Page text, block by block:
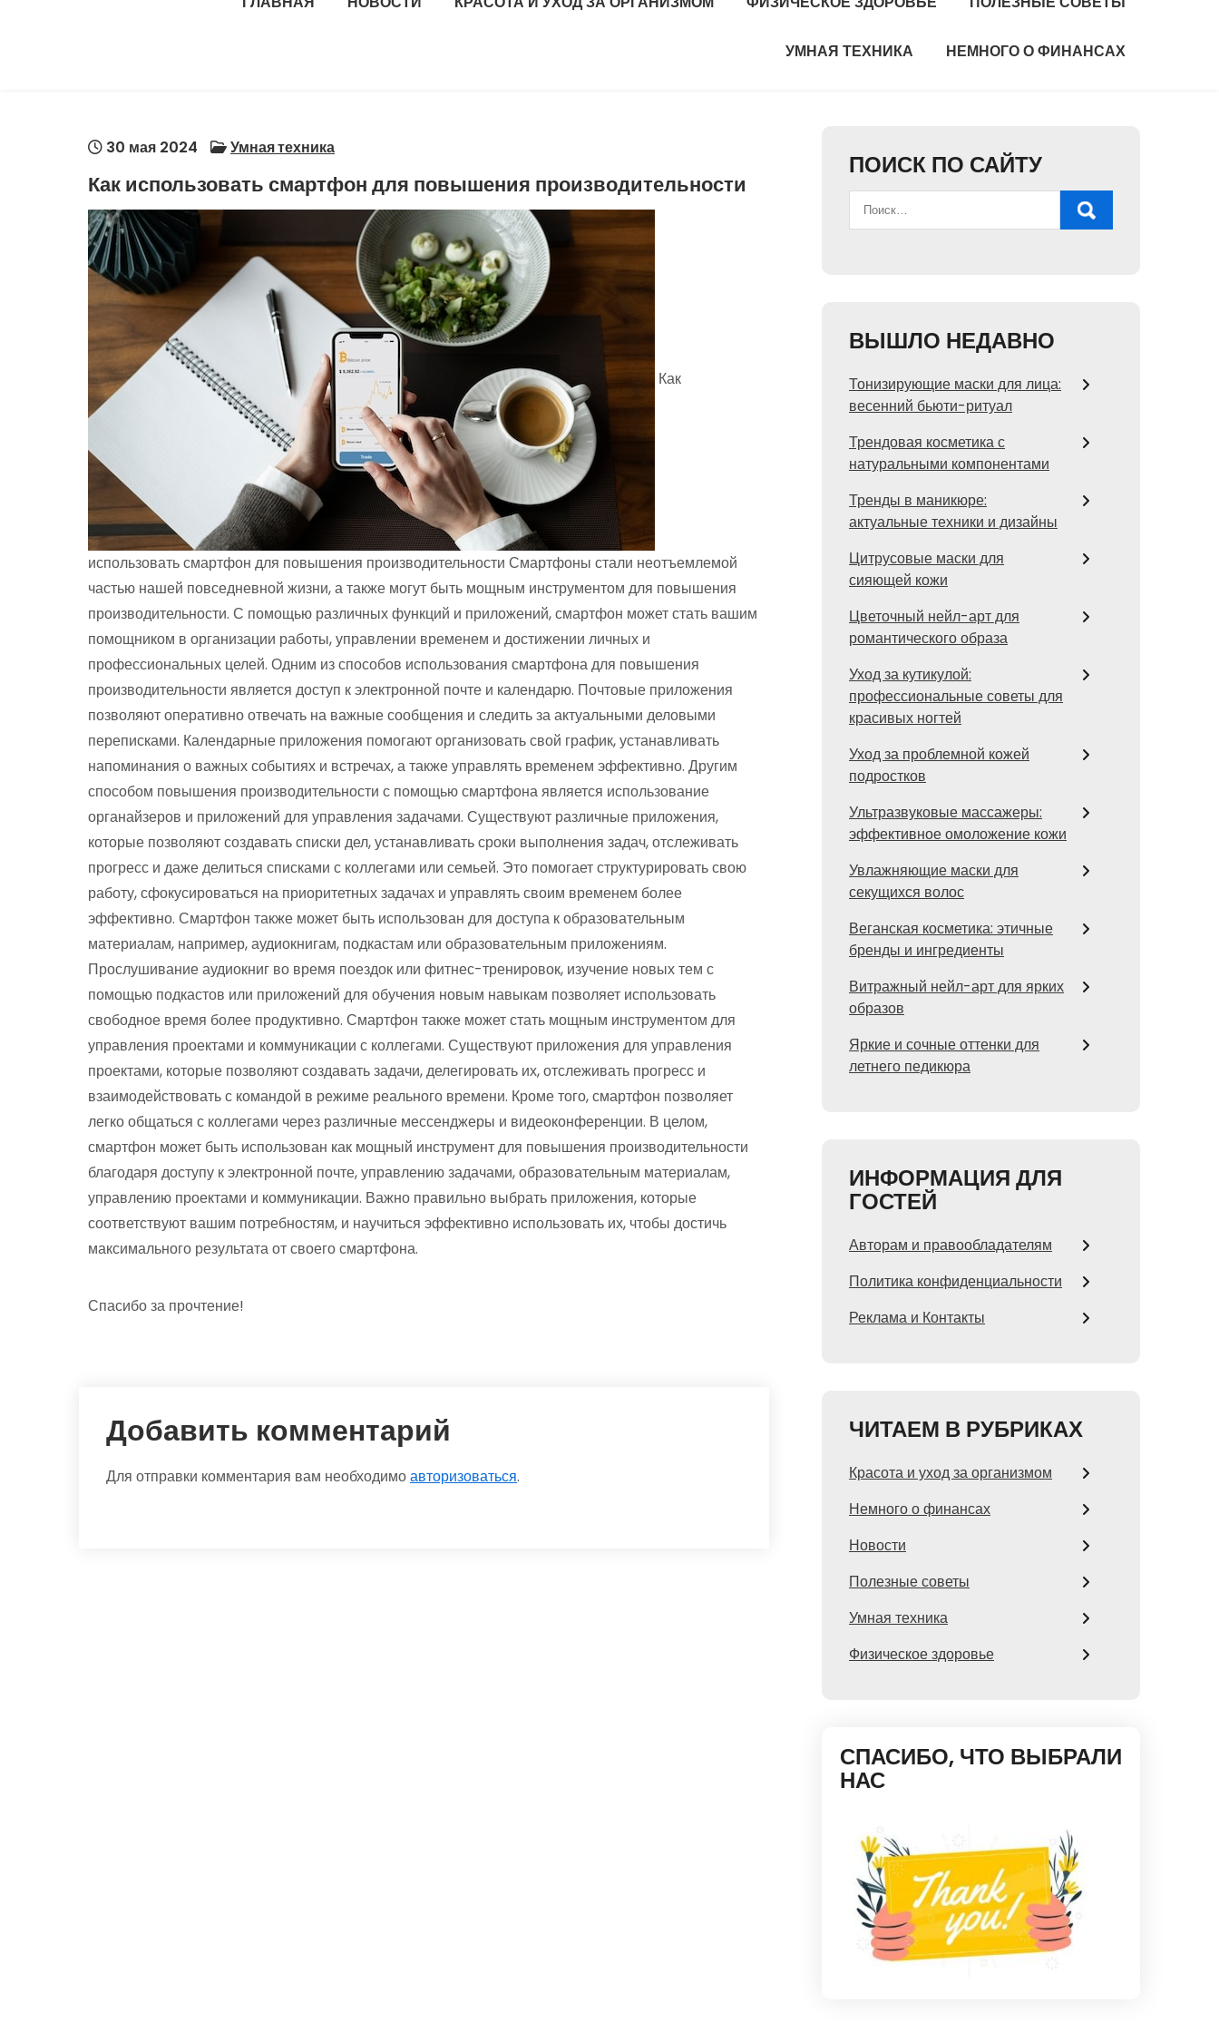
УМНАЯ ТЕХНИКА НЕМНОГО О ФИНАНСАХ
30 мая 2024 Умная техника
Как использовать смартфон для повышения производительности
Как
использовать смартфон для повышения производительности Смартфоны стали неотъемлемой
частью нашей повседневной жизни, а также могут быть мощным инструментом для повышения
производительности. С помощью различных функций и приложений, смартфон может стать вашим
помощником в организации работы, управлении временем и достижении личных и
профессиональных целей. Одним из способов использования смартфона для повышения
производительности является доступ к электронной почте и календарю. Почтовые приложения
позволяют оперативно отвечать на важные сообщения и следить за актуальными деловыми
переписками. Календарные приложения помогают организовать свой график, устанавливать
напоминания о важных событиях и встречах, а также управлять временем эффективно. Другим
способом повышения производительности с помощью смартфона является использование
органайзеров и приложений для управления задачами. Существуют различные приложения,
которые позволяют создавать списки дел, устанавливать сроки выполнения задач, отслеживать
прогресс и даже делиться списками с коллегами или семьей. Это помогает структурировать свою
работу, сфокусироваться на приоритетных задачах и управлять своим временем более
эффективно. Смартфон также может быть использован для доступа к образовательным
материалам, например, аудиокнигам, подкастам или образовательным приложениям.
Прослушивание аудиокниг во время поездок или фитнес-тренировок, изучение новых тем с
помощью подкастов или приложений для обучения новым навыкам позволяет использовать
свободное время более продуктивно. Смартфон также может стать мощным инструментом для
управления проектами и коммуникации с коллегами. Существуют приложения для управления
проектами, которые позволяют создавать задачи, делегировать их, отслеживать прогресс и
взаимодействовать с командой в режиме реального времени. Кроме того, смартфон позволяет
легко общаться с коллегами через различные мессенджеры и видеоконференции. В целом,
смартфон может быть использован как мощный инструмент для повышения производительности
благодаря доступу к электронной почте, управлению задачами, образовательным материалам,
управлению проектами и коммуникации. Важно правильно выбрать приложения, которые
соответствуют вашим потребностям, и научиться эффективно использовать их, чтобы достичь
максимального результата от своего смартфона.
Спасибо за прочтение!
Добавить комментарий
Для отправки комментария вам необходимоавторизоваться.
ПОИСК ПО САЙТУ
ВЫШЛО НЕДАВНО
Тонизирующие маски для лица:
весенний бьюти-ритуал
Трендовая косметика с
натуральными компонентами
Тренды в маникюре:
актуальные техники и дизайны
Цитрусовые маски для
сияющей кожи
Цветочный нейл-арт для
романтического образа
Уход за кутикулой:
профессиональные советы для
красивых ногтей
Уход за проблемной кожей
подростков
Ультразвуковые массажеры:
эффективное омоложение кожи
Увлажняющие маски для
секущихся волос
Веганская косметика: этичные
бренды и ингредиенты
Витражный нейл-арт для ярких
образов
Яркие и сочные оттенки для
летнего педикюра
ИНФОРМАЦИЯ ДЛЯ
ГОСТЕЙ
Авторам и правообладателям
Политика конфиденциальности
Реклама и Контакты
ЧИТАЕМ В РУБРИКАХ
Красота и уход за организмом
Немного о финансах
Новости
Полезные советы
Умная техника
Физическое здоровье
СПАСИБО, ЧТО ВЫБРАЛИ
НАС